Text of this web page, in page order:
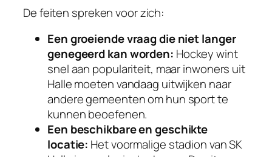
De feiten spreken voor zich:
Een groeiende vraag die niet langer
genegeerd kan worden: Hockey wint
snel aan populariteit, maar inwoners uit
Halle moeten vandaag uitwijken naar
andere gemeenten om hun sport te
kunnen beoefenen.
Een beschikbare en geschikte
locatie: Het voormalige stadion van SK